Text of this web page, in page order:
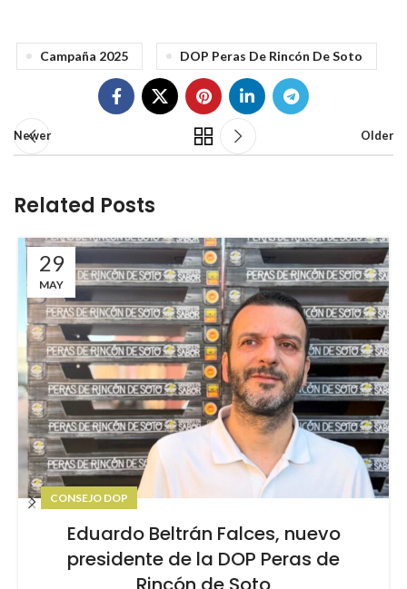
Campaña 2025 DOP Peras De Rincón De Soto
Newer Older
Related Posts
29
MAY
CONSEJO DOP
Eduardo Beltrán Falces, nuevo
presidente de la DOP Peras de